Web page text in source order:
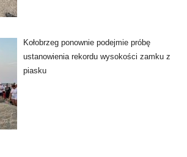
Kołobrzeg ponownie podejmie próbę
ustanowienia rekordu wysokości zamku z
piasku